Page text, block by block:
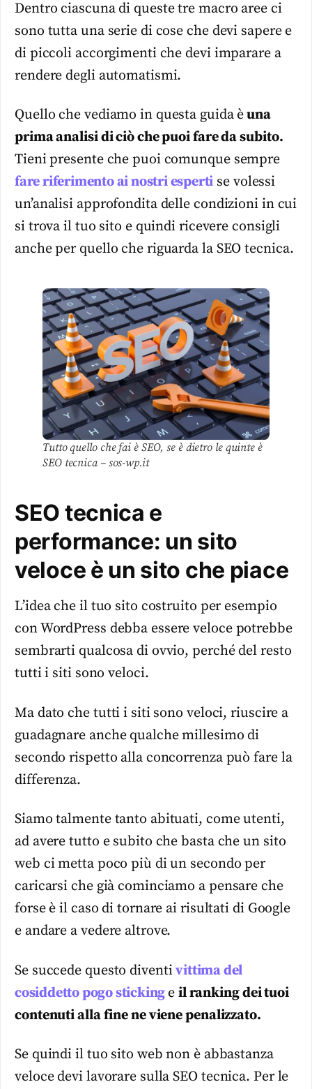
Dentro ciascuna di queste tre macro aree ci
sono tutta una serie di cose che devi sapere e
di piccoli accorgimenti che devi imparare a
rendere degli automatismi.
Quello che vediamo in questa guida èuna
prima analisi di ciò che puoi fare da subito.
Tieni presente che puoi comunque sempre
fare riferimento ai nostri esperti se volessi
un’analisi approfondita delle condizioni in cui
si trova il tuo sito e quindi ricevere consigli
anche per quello che riguarda la SEO tecnica.
Tutto quello che fai è SEO, se è dietro le quinte è
SEO tecnica – sos-wp.it
SEO tecnica e
performance: un sito
veloce è un sito che piace
L’idea che il tuo sito costruito per esempio
con WordPress debba essere veloce potrebbe
sembrarti qualcosa di ovvio, perché del resto
tutti i siti sono veloci.
Ma dato che tutti i siti sono veloci, riuscire a
guadagnare anche qualche millesimo di
secondo rispetto alla concorrenza può fare la
differenza.
Siamo talmente tanto abituati, come utenti,
ad avere tutto e subito che basta che un sito
web ci metta poco più di un secondo per
caricarsi che già cominciamo a pensare che
forse è il caso di tornare ai risultati di Google
e andare a vedere altrove.
Se succede questo diventivittima del
cosiddetto pogo sticking e il ranking dei tuoi
contenuti alla fine ne viene penalizzato.
Se quindi il tuo sito web non è abbastanza
veloce devi lavorare sulla SEO tecnica. Per le